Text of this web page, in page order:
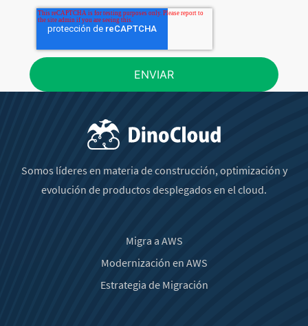
Somos líderes en materia de construcción, optimización y
evolución de productos desplegados en el cloud.
Migra a AWS
Modernización en AWS
Estrategia de Migración